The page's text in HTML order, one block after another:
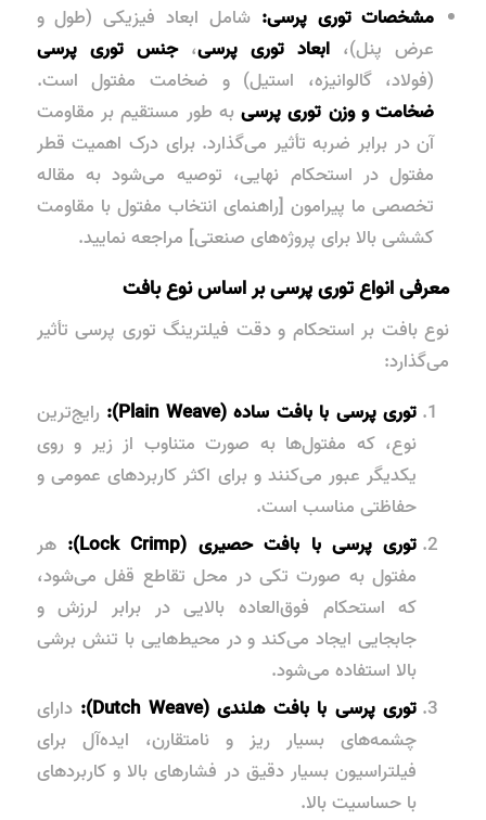
مشخصات توری پرسی: شامل ابعاد فیزیکی (طول و
عرض پنل)، ابعاد توری پرسی،جنس توری پرسی
(فولاد، گالوانیزه، استیل) و ضخامت مفتول است.
ضخامت و وزن توری پرسیبه طور مستقیم بر مقاومت
آن در برابر ضربه تأثیر می‌گذارد. برای درک اهمیت قطر
مفتول در استحکام نهایی، توصیه می‌شود به مقاله
تخصصی ما پیرامون [راهنمای انتخاب مفتول با مقاومت
کششی بالا برای پروژه‌های صنعتی] مراجعه نمایید.
معرفی انواع توری پرسی بر اساس نوع بافت
نوع بافت بر استحکام و دقت فیلترینگ توری پرسی تأثیر
می‌گذارد:
توری پرسی با بافت ساده (Plain Weave):
رایج‌ترین
نوع، که مفتول‌ها به صورت متناوب از زیر و روی
یکدیگر عبور می‌کنند و برای اکثر کاربردهای عمومی و
حفاظتی مناسب است.
توری پرسی با بافت حصیری (Lock Crimp):
هر
مفتول به صورت تکی در محل تقاطع قفل می‌شود،
که استحکام فوق‌العاده بالایی در برابر لرزش و
جابجایی ایجاد می‌کند و در محیط‌هایی با تنش برشی
بالا استفاده می‌شود.
توری پرسی با بافت هلندی (Dutch Weave):
دارای
چشمه‌های بسیار ریز و نامتقارن، ایده‌آل برای
فیلتراسیون بسیار دقیق در فشارهای بالا و کاربردهای
با حساسیت بالا.